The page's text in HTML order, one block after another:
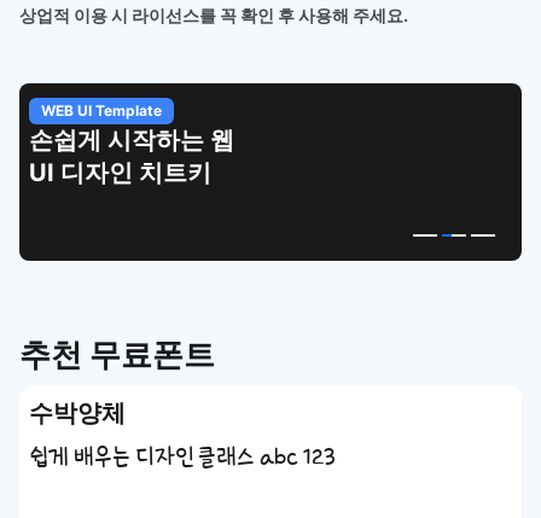
상업적 이용 시 라이선스를 꼭 확인 후 사용해 주세요.
WEB UI Template
손쉽게 시작하는 웹
UI 디자인 치트키
추천 무료폰트
수박양체
쉽게 배우는 디자인 클래스 abc 123